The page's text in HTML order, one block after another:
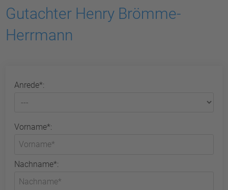
Gutachter Henry Brömme-
Herrmann
Anrede*:
Vorname*:
Nachname*: